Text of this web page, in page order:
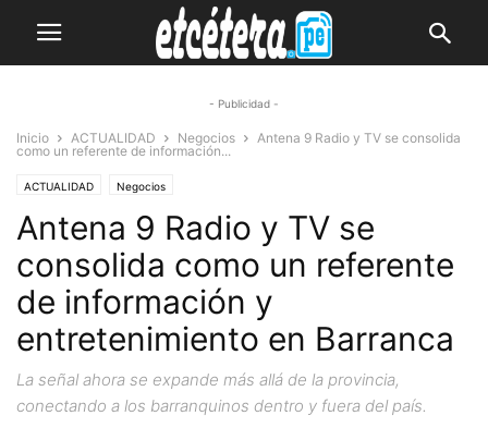
- Publicidad -
Inicio ACTUALIDAD Negocios
Antena 9 Radio y TV se consolida
como un referente de información...
ACTUALIDAD Negocios
Antena 9 Radio y TV se
consolida como un referente
de información y
entretenimiento en Barranca
La señal ahora se expande más allá de la provincia,
conectando a los barranquinos dentro y fuera del país.